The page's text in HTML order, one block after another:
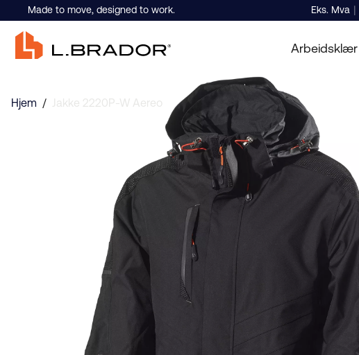
Made to move, designed to work. Eks. Mva |
Arbeidsklær
Hjem / Jakke 2220P-W Aereo